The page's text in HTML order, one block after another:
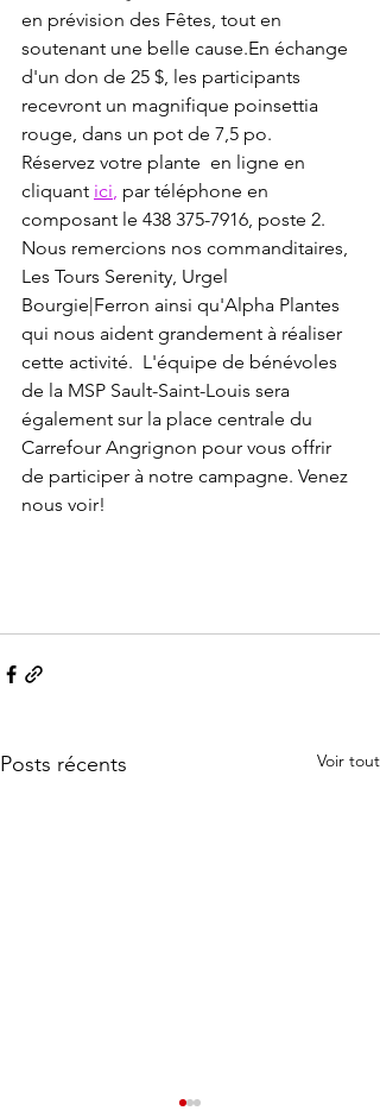
en prévision des Fêtes, tout en
soutenant une belle cause.En échange
d'un don de 25 $, les participants
recevront un magnifique poinsettia
rouge, dans un pot de 7,5 po.
Réservez votre plante  en ligne en
cliquant ici, par téléphone en
composant le 438 375-7916, poste 2.
Nous remercions nos commanditaires,
Les Tours Serenity, Urgel
Bourgie|Ferron ainsi qu'Alpha Plantes
qui nous aident grandement à réaliser
cette activité.  L'équipe de bénévoles
de la MSP Sault-Saint-Louis sera
également sur la place centrale du
Carrefour Angrignon pour vous offrir
de participer à notre campagne. Venez
nous voir!
Posts récents Voir tout